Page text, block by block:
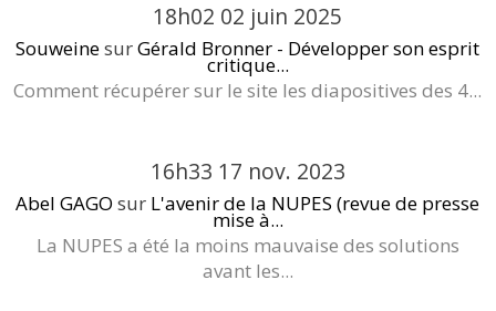
18h02 02 juin 2025
SouweinesurGérald Bronner - Développer son esprit
critique...
Comment récupérer sur le site les diapositives des 4...
16h33 17 nov. 2023
Abel GAGO sur L'avenir de la NUPES (revue de presse
mise à...
La NUPES a été la moins mauvaise des solutions
avant les...